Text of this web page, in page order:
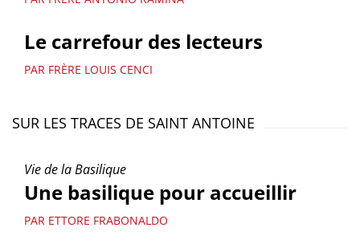
Le carrefour des lecteurs
PAR FRÈRE LOUIS CENCI
SUR LES TRACES DE SAINT ANTOINE
Vie de la Basilique
Une basilique pour accueillir
PAR ETTORE FRABONALDO